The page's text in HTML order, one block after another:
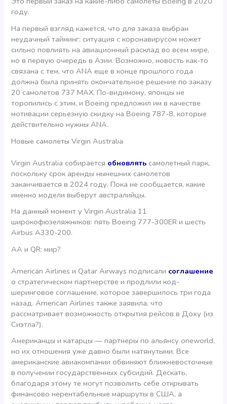
году.
На первый взгляд кажется, что для заказа выбран
неудачный тайминг: ситуация с коронавирусом может
сильно повлиять на авиационный расклад во всем мире,
но в первую очередь в Азии. Возможно, новость как-то
связана с тем, что ANA еще в конце прошлого года
должна была принять окончательное решение по заказу
20 самолетов 737 MAХ. По-видимому, японцы не
торопились с этим, и Boeing предложил им в качестве
мотивации серьезную скидку на Boeing 787-8, которые
действительно нужны ANA.
Новые самолеты Virgin Australia
Virgin Australia собирается обновлять самолетный парк,
поскольку срок аренды нынешних самолетов
заканчивается в 2024 году. Пока не сообщается, какие
именно модели выберут австралийцы.
На данный момент у Virgin Australia 11
широкофюзеляжников: пять Boeing 777-300ER и шесть
Airbus A330-200.
AA и QR: мир?
American Airlines и Qatar Airways подписали соглашение
о стратегическом партнерстве и продлили код-
шеринговое соглашение, которое завершилось три года
назад. American Airlines также заявила, что
рассматривает возможность открытия рейсов в Доху (из
Сиэтла?).
Американцы и катарцы — партнеры по альянсу oneworld,
но их отношения уже давно были натянутыми. Все
американские авиакомпании обвиняют ближневосточные
в получении государственных субсидий. Дескать,
благодаря этому те могут позволить себе открывать
финансово нерентабельные маршруты в США, а